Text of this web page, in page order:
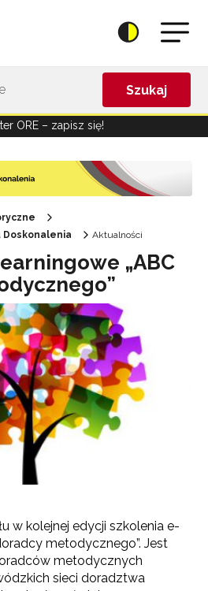
Szukaj
ORE – zapisz się!
Doskonalenia
Aktualności
„ABC
w kolejnej edycji szkolenia e-
metodycznego”. Jest
metodycznych
sieci doradztwa